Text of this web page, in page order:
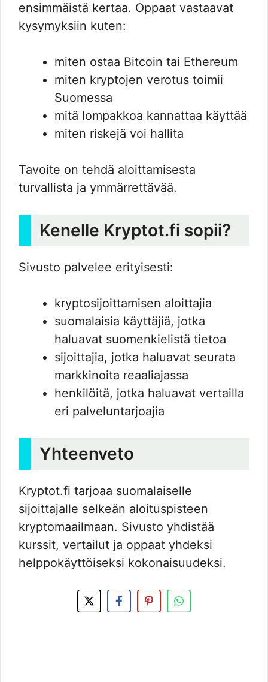
ensimmäistä kertaa. Oppaat vastaavat
kysymyksiin kuten:
miten ostaa Bitcoin tai Ethereum
miten kryptojen verotus toimii
Suomessa
mitä lompakkoa kannattaa käyttää
miten riskejä voi hallita
Tavoite on tehdä aloittamisesta
turvallista ja ymmärrettävää.
Kenelle Kryptot.fi sopii?
Sivusto palvelee erityisesti:
kryptosijoittamisen aloittajia
suomalaisia käyttäjiä, jotka
haluavat suomenkielistä tietoa
sijoittajia, jotka haluavat seurata
markkinoita reaaliajassa
henkilöitä, jotka haluavat vertailla
eri palveluntarjoajia
Yhteenveto
Kryptot.fi tarjoaa suomalaiselle
sijoittajalle selkeän aloituspisteen
kryptomaailmaan. Sivusto yhdistää
kurssit, vertailut ja oppaat yhdeksi
helppokäyttöiseksi kokonaisuudeksi.